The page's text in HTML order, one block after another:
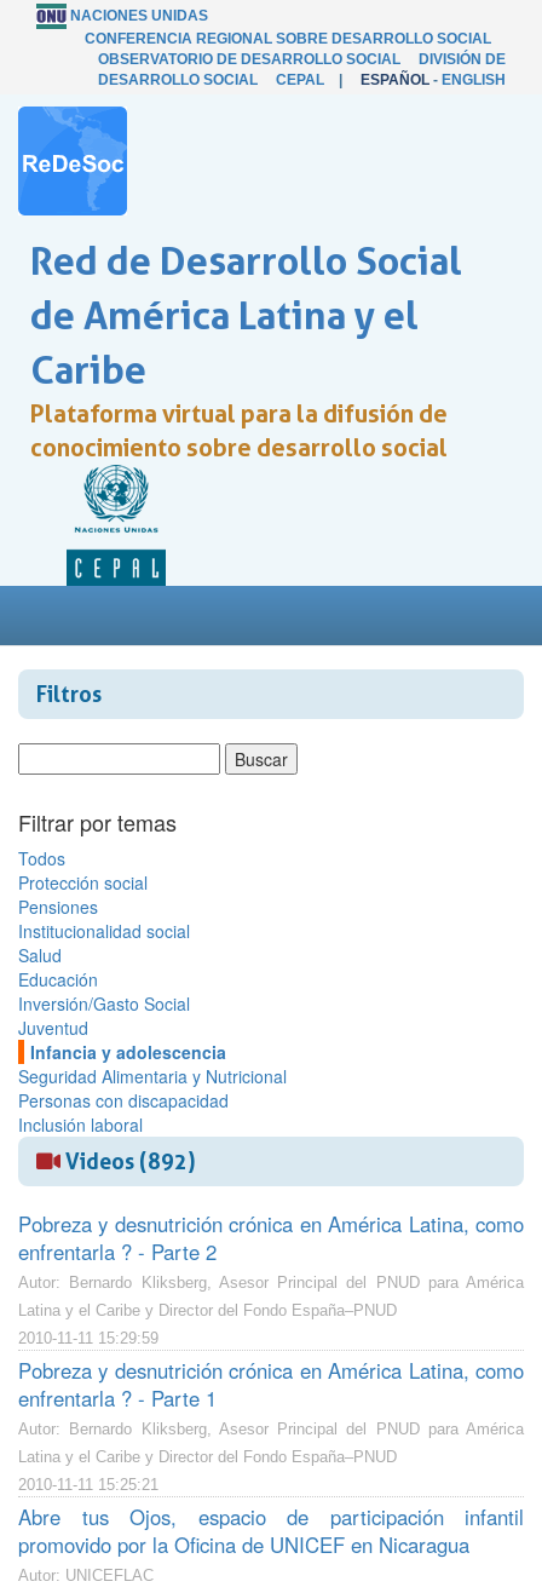
NACIONES UNIDAS
CONFERENCIA REGIONAL SOBRE DESARROLLO SOCIAL
OBSERVATORIO DE DESARROLLO SOCIAL
DIVISIÓN DE
DESARROLLO SOCIAL
CEPAL ESPAÑOL - ENGLISH
Red de Desarrollo Social
de América Latina y el
Caribe
Plataforma virtual para la difusión de
conocimiento sobre desarrollo social
Filtros
Filtrar por temas
Todos
Protección social
Pensiones
Institucionalidad social
Salud
Educación
Inversión/Gasto Social
Juventud
Infancia y adolescencia
Seguridad Alimentaria y Nutricional
Personas con discapacidad
Inclusión laboral
Videos (892)
Pobreza y desnutrición crónica en América Latina, como
enfrentarla ? - Parte 2
Autor: Bernardo Kliksberg, Asesor Principal del PNUD para América
Latina y el Caribe y Director del Fondo España–PNUD
2010-11-11 15:29:59
Pobreza y desnutrición crónica en América Latina, como
enfrentarla ? - Parte 1
Autor: Bernardo Kliksberg, Asesor Principal del PNUD para América
Latina y el Caribe y Director del Fondo España–PNUD
2010-11-11 15:25:21
Abre tus Ojos, espacio de participación infantil
promovido por la Oficina de UNICEF en Nicaragua
Autor: UNICEFLAC